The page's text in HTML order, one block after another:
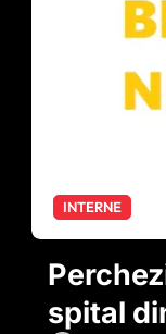
INTERNE
spital